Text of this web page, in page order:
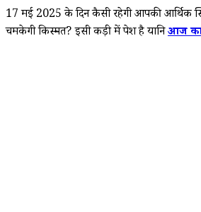
17 मई 2025 के दिन कैसी रहेगी आपकी आर्थिक
चमकेगी किस्मत? इसी कड़ी में पेश है यानिआज का